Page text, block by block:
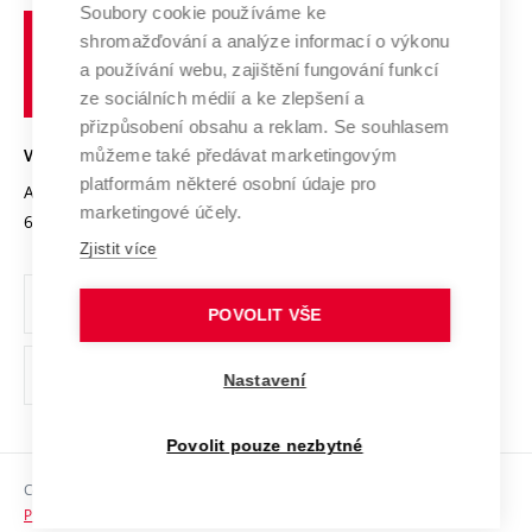
Výzkumné infrastruktury
Transfer znalostí
Open Science
Projekty
Projekty ze strukturálních fondů
Specifický výzkum
Spolupráce se školami
Mezinárodní dohody
Univerzitní sítě
Udržitelná univerzita
Podnikavá univerzita / ContriBUTe
Bezpečná univerzita
Vyznamenání
Organizační struktura
Ochrana osobních údajů
odkaz)
Sociální bezpečí
učení
technické
Brně
VYSOKÉ UČENÍ TECHNICKÉ V BRNĚ
Antonínská 548/1
602 00 Brno
www.vut.cz
vut@vutbr.cz
Copyright © 2026 VUT
Prohlášení o přístupnosti
Soubory cookie používáme ke
shromažďování a analýze informací o výkonu
a používání webu, zajištění fungování funkcí
ze sociálních médií a ke zlepšení a
přizpůsobení obsahu a reklam. Se souhlasem
můžeme také předávat marketingovým
platformám některé osobní údaje pro
marketingové účely.
Zjistit více
POVOLIT VŠE
Nastavení
Povolit pouze nezbytné